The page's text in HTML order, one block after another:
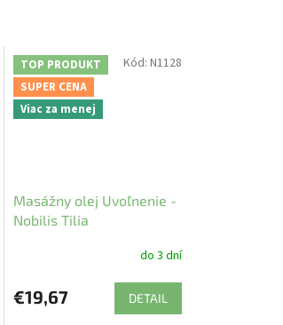
TOP PRODUKT
SUPER CENA
Viac za menej
Masážny olej Uvoľnenie -
Nobilis Tilia
do 3 dní
€19,67 DETAIL
Kód: N1128